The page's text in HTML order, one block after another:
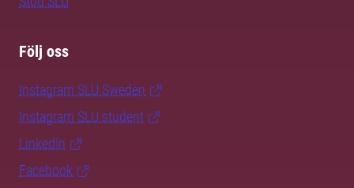
Följ oss
Instagram SLU.Sweden
Instagram SLU.student
LinkedIn
Facebook